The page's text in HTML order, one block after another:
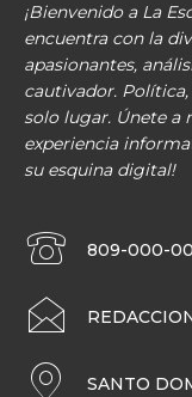
¡Bienvenido a La
encuentra con la
apasionantes,
cautivador.
solo lugar. Únete a
experiencia
su esquina digital!
809-000-
SANTO